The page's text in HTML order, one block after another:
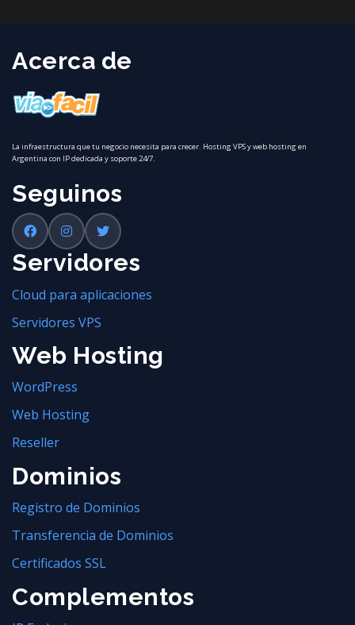
Acerca de
La infraestructura que tu negocio necesita para crecer. Hosting VPS y web hosting en
Argentina con IP dedicada y soporte 24/7.
Seguinos
Servidores
Cloud para aplicaciones
Servidores VPS
Web Hosting
WordPress
Web Hosting
Reseller
Dominios
Registro de Dominios
Transferencia de Dominios
Certificados SSL
Complementos